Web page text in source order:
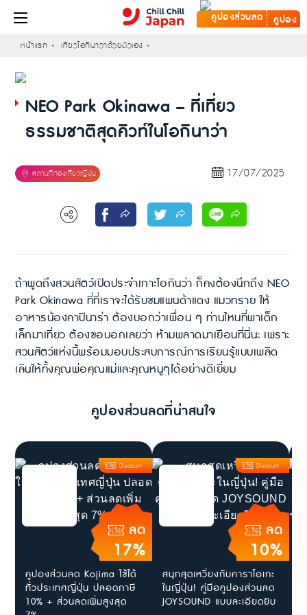
คูปอง
หน้าแรก เที่ยวโอกินาว่าด้วยตัวเอง
NEO Park Okinawa – ที่เที่ยว
ธรรมชาติสุดคิวท์ในโอกินาว่า
17/07/2025
ถ้าพูดถึงสวนสัตว์เปิดประจำเกาะโอกินว่า ก็คงต้องนึกถึง NEO
Park Okinawa ที่ที่เราจะได้รับชมแพนด้าแดง แมวทราย ให้
อาหารน้องคาปินาร่า ต้องบอกว่าเพื่อน ๆ ท่านไหนที่พาเด็ก
เล็กมาเที่ยว ต้องขอบอกเลยว่า ห้ามพลาดมาเยือนที่นี่นะ เพราะ
สวนสัตว์แห่งนี้พร้อมมอบประสบการณ์การเรียนรู้แบบเพลิด
เลินให้ทั้งคุณพ่อคุณแม่และคุณหนูๆได้อย่างดีเยี่ยม
คูปองส่วนลดที่น่าสนใจ
ลด
17%
Discount
คูปองส่วนลด Kojima ใช้ได้
ทั่วประเทศญี่ปุ่น ปลอดภาษี
10% + ส่วนลดเพิ่มสูงสุด
ลด
10%
Discount
สนุกสุดเหวี่ยงกับคาราโอเกะ
ในญี่ปุ่น! คู่มือคูปองส่วนลด
JOYSOUND แบบละเอียดยิบ